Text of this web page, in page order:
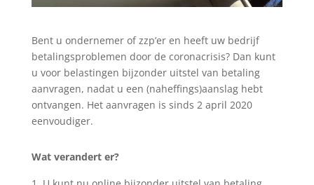
Bent u ondernemer of zzp’er en heeft uw bedrijf
betalingsproblemen door de coronacrisis? Dan kunt
u voor belastingen bijzonder uitstel van betaling
aanvragen, nadat u een (naheffings)aanslag hebt
ontvangen. Het aanvragen is sinds 2 april 2020
eenvoudiger.
Wat verandert er?